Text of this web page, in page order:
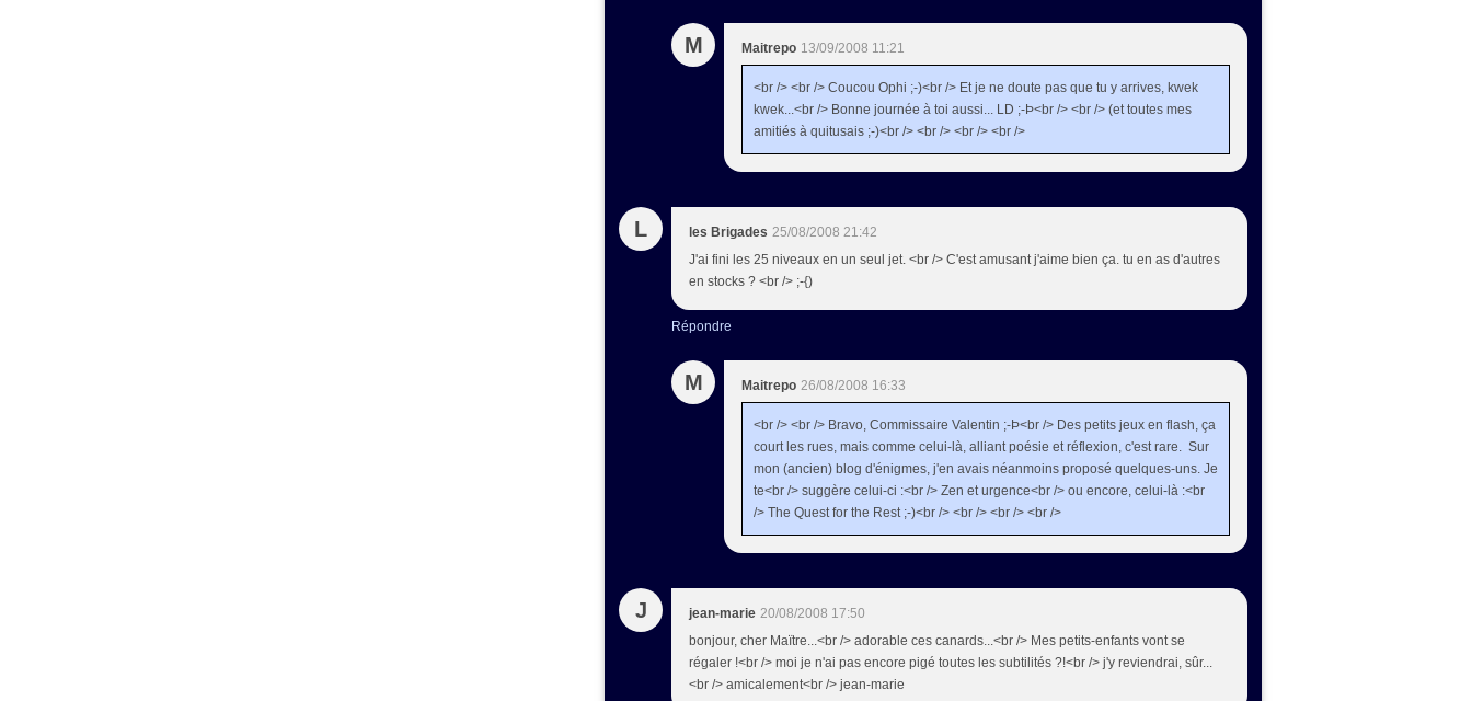
M Maitrepo 13/09/2008 11:21
<br /> <br /> Coucou Ophi ;-)<br /> Et je ne doute pas que tu y arrives, kwek
kwek...<br /> Bonne journée à toi aussi... LD ;-Þ<br /> <br /> (et toutes mes
amitiés à quitusais ;-)<br /> <br /> <br /> <br />
L les Brigades 25/08/2008 21:42
J'ai fini les 25 niveaux en un seul jet. <br /> C'est amusant j'aime bien ça. tu en as d'autres
en stocks ? <br /> ;-{)
Répondre
M Maitrepo 26/08/2008 16:33
<br /> <br /> Bravo, Commissaire Valentin ;-Þ<br /> Des petits jeux en flash, ça
court les rues, mais comme celui-là, alliant poésie et réflexion, c'est rare. Sur
mon (ancien) blog d'énigmes, j'en avais néanmoins proposé quelques-uns. Je
te<br /> suggère celui-ci :<br /> Zen et urgence<br /> ou encore, celui-là :<br
/> The Quest for the Rest ;-)<br /> <br /> <br /> <br />
J jean-marie 20/08/2008 17:50
bonjour, cher Maïtre...<br /> adorable ces canards...<br /> Mes petits-enfants vont se
régaler !<br /> moi je n'ai pas encore pigé toutes les subtilités ?!<br /> j'y reviendrai, sûr...
<br /> amicalement<br /> jean-marie